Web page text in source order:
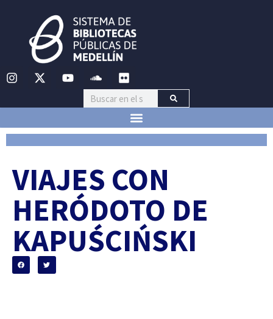
VIAJES CON
HERÓDOTO DE
KAPUŚCIŃSKI